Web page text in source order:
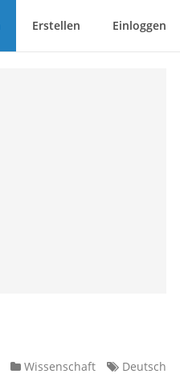
Erstellen Einloggen
Wissenschaft Deutsch